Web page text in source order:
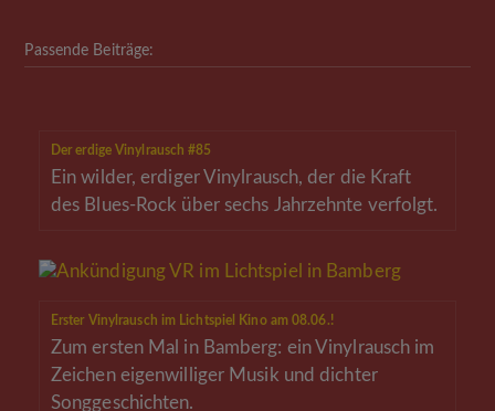
Passende Beiträge:
Der erdige Vinylrausch #85
Ein wilder, erdiger Vinylrausch, der die Kraft
des Blues-Rock über sechs Jahrzehnte verfolgt.
Erster Vinylrausch im Lichtspiel Kino am 08.06.!
Zum ersten Mal in Bamberg: ein Vinylrausch im
Zeichen eigenwilliger Musik und dichter
Songgeschichten.